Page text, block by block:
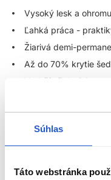
Súhlas
Táto webstránka
Vysoký lesk a
Ľahká práca -
Žiarivá demi-
Až do 70% krytie
Vydrží až do 24
Zrozumiteľné a
nekonečné farebné
Farba bez